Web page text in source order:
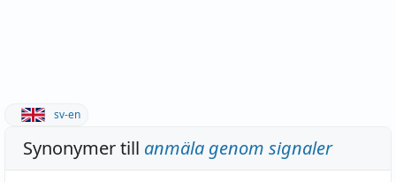
sv-en
Synonymer till anmäla genom signaler